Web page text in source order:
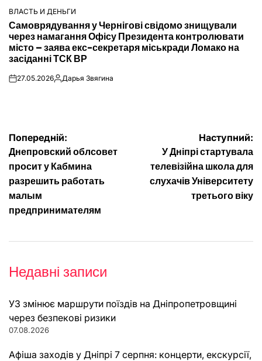
ОПУБЛІКУВАТИ
У
ВЛАСТЬ И ДЕНЬГИ
Самоврядування у Чернігові свідомо знищували
через намагання Офісу Президента контролювати
місто – заява екс-секретаря міськради Ломако на
засіданні ТСК ВР
on27.05.2026Опубліковано
Дарья Звягина
Навігація
записів
Попередній:
Днепровский облсовет
просит у Кабмина
разрешить работать
малым
предпринимателям
Наступний:
У Дніпрі стартувала
телевізійна школа для
слухачів Університету
третього віку
Недавні записи
УЗ змінює маршрути поїздів на Дніпропетровщині
через безпекові ризики
07.08.2026
Афіша заходів у Дніпрі 7 серпня: концерти, екскурсії,